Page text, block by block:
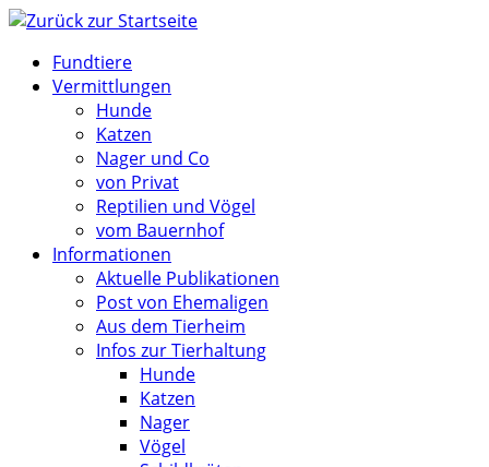
Zum
springenFundtiere
Vermittlungen
Hunde
Katzen
Nager und Co
von Privat
Reptilien und Vögel
vom Bauernhof
Informationen
Aktuelle Publikationen
Post von Ehemaligen
Aus dem Tierheim
Infos zur Tierhaltung
Hunde
Katzen
Nager
Vögel